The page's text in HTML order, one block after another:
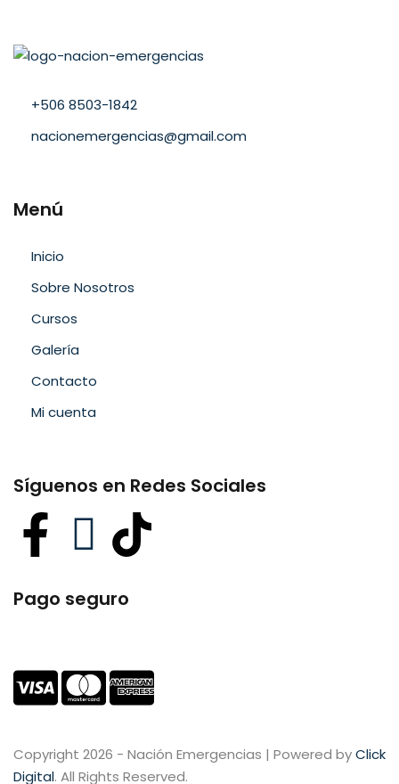
‪+506 8503-1842‬
nacionemergencias@gmail.com
Menú
Inicio
Sobre Nosotros
Cursos
Galería
Contacto
Mi cuenta
Síguenos en Redes Sociales
Pago seguro
Copyright 2026 - Nación Emergencias | Powered byClick
Digital. All Rights Reserved.